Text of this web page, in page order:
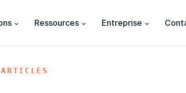
Ressources Entreprise